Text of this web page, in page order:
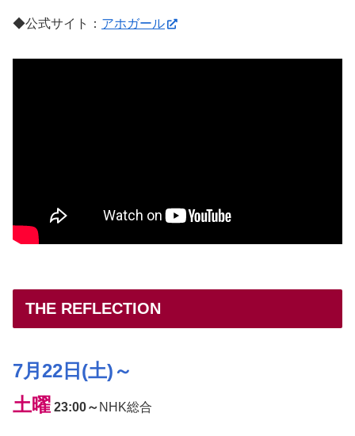
◆公式サイト： アホガール
THE REFLECTION
7月22日(土)～
土曜 23:00～ NHK総合